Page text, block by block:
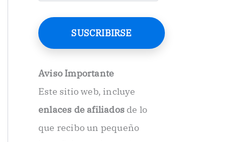
e
o
E
c
t
r
ó
i
SUSCRIBIRSE
Aviso Importante
Este sitio web, incluye
enlaces de afiliados de lo
que recibo un pequeño